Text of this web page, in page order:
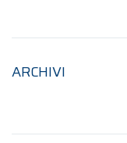
ARCHIVI